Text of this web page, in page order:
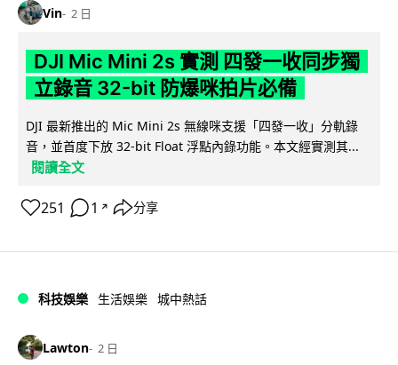
Vin 2 日
DJI Mic Mini 2s 實測 四發一收同步獨
立錄音 32-bit 防爆咪拍片必備
DJI 最新推出的 Mic Mini 2s 無線咪支援「四發一收」分軌錄
音，並首度下放 32-bit Float 浮點內錄功能。本文經實測其...
閱讀全文
251 1 ↗ 分享
科技娛樂 生活娛樂 城中熱話
Lawton 2 日